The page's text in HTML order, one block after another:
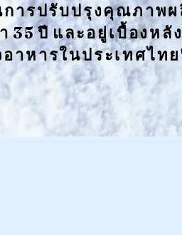
ก า ร ป รั บ ป รุ ง คุ ณ ภ า พ
3 5 ปี แ ล ะ อ ยู่ เ บื้ อ ง ห ลั ง
อา ห า ร ใ นป ร ะ เ ท ศ ไ ท ย